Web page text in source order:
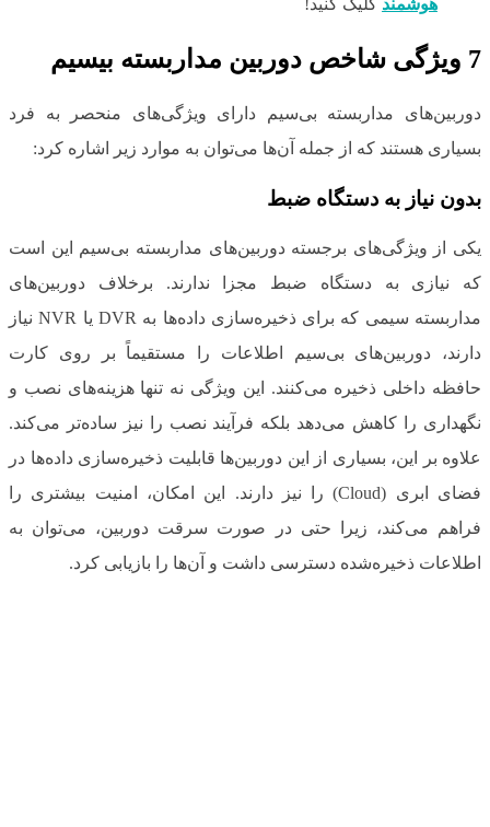
هوشمند کلیک کنید!
7 ویژگی شاخص دوربین مداربسته بیسیم
دوربین‌های مداربسته بی‌سیم دارای ویژگی‌های منحصر به فرد
بسیاری هستند که از جمله آن‌ها می‌توان به موارد زیر اشاره کرد:
بدون نیاز به دستگاه ضبط
یکی از ویژگی‌های برجسته دوربین‌های مداربسته بی‌سیم این است
که نیازی به دستگاه ضبط مجزا ندارند. برخلاف دوربین‌های
مداربسته سیمی که برای ذخیره‌سازی داده‌ها به DVR یا NVR نیاز
دارند، دوربین‌های بی‌سیم اطلاعات را مستقیماً بر روی کارت
حافظه داخلی ذخیره می‌کنند. این ویژگی نه تنها هزینه‌های نصب و
نگهداری را کاهش می‌دهد بلکه فرآیند نصب را نیز ساده‌تر می‌کند.
علاوه بر این، بسیاری از این دوربین‌ها قابلیت ذخیره‌سازی داده‌ها در
فضای ابری (Cloud) را نیز دارند. این امکان، امنیت بیشتری را
فراهم می‌کند، زیرا حتی در صورت سرقت دوربین، می‌توان به
اطلاعات ذخیره‌شده دسترسی داشت و آن‌ها را بازیابی کرد.